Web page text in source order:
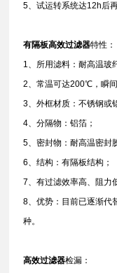
5、试运转系统达12h后
有隔板高效过滤器特性：
1、所用滤料：耐高温玻
2、常温可达200℃，瞬
3、外框材质：不锈钢或
4、分隔物：铝箔；
5、密封物：耐高温密封
6、结构：有隔板结构；
7、有过滤效率高、阻力
8、优势：目前已逐渐代
种。
高效过滤器检漏：